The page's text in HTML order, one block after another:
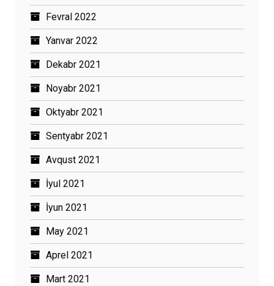
Fevral 2022
Yanvar 2022
Dekabr 2021
Noyabr 2021
Oktyabr 2021
Sentyabr 2021
Avqust 2021
İyul 2021
İyun 2021
May 2021
Aprel 2021
Mart 2021